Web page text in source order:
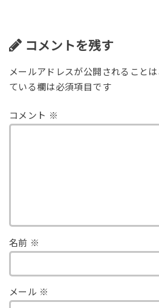
コメントを残す
メールアドレスが公開されることは
ている欄は必須項目です
コメント ※
名前 ※
メール ※